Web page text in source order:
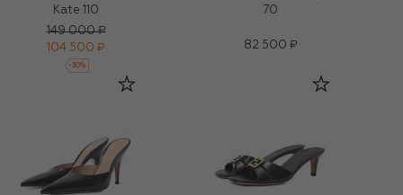
Kate 110
149 000 ₽
104 500 ₽
-30%
70
82 500 ₽